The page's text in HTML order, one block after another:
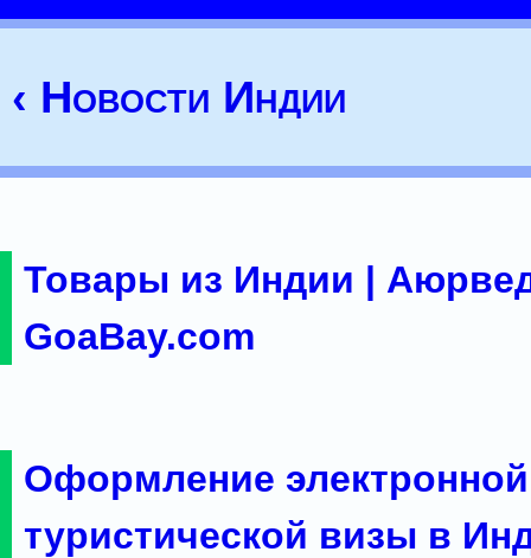
‹ Новости Индии
Товары из Индии |
GoaBay.com
Оформление электронной
туристической визы в